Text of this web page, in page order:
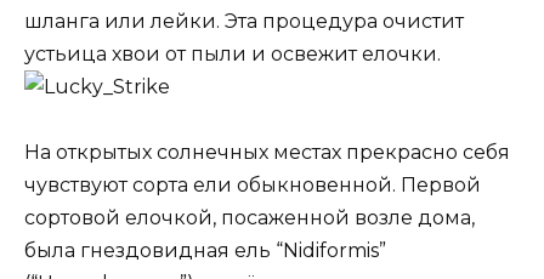
шланга или лейки. Эта процедура очистит
устьица хвои от пыли и освежит елочки.
На открытых солнечных местах прекрасно себя
чувствуют сорта ели обыкновенной. Первой
сортовой елочкой, посаженной возле дома,
была гнездовидная ель “Nidiformis”